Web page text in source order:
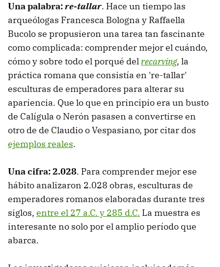
Una palabra:re-tallar. Hace un tiempo las
arqueólogas Francesca Bologna y Raffaella
Bucolo se propusieron una tarea tan fascinante
como complicada: comprender mejor el cuándo,
cómo y sobre todo el porqué delrecarving, la
práctica romana que consistía en 're-tallar'
esculturas de emperadores para alterar su
apariencia. Que lo que en principio era un busto
de Calígula o Nerón pasasen a convertirse en
otro de de Claudio o Vespasiano, por citar dos
ejemplos reales.
Una cifra: 2.028. Para comprender mejor ese
hábito analizaron 2.028 obras, esculturas de
emperadores romanos elaboradas durante tres
siglos, entre el 27 a.C. y 285 d.C. La muestra es
interesante no solo por el amplio período que
abarca.